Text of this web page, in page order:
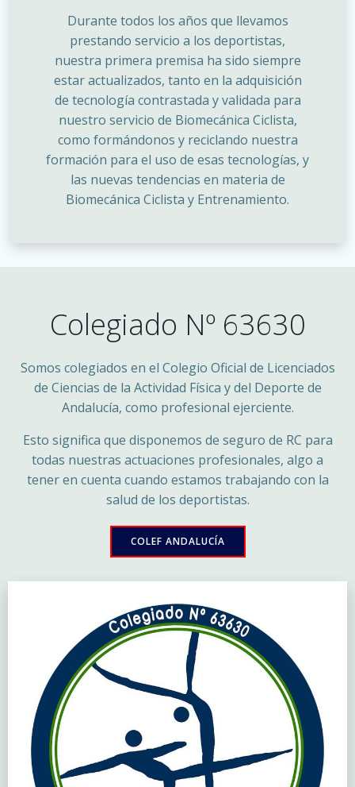
Durante todos los años que llevamos
prestando servicio a los deportistas,
nuestra primera premisa ha sido siempre
estar actualizados, tanto en la adquisición
de tecnología contrastada y validada para
nuestro servicio de Biomecánica Ciclista,
como formándonos y reciclando nuestra
formación para el uso de esas tecnologías, y
las nuevas tendencias en materia de
Biomecánica Ciclista y Entrenamiento.
Colegiado Nº 63630
Somos colegiados en el Colegio Oficial de Licenciados
de Ciencias de la Actividad Física y del Deporte de
Andalucía, como profesional ejerciente.
Esto significa que disponemos de seguro de RC para
todas nuestras actuaciones profesionales, algo a
tener en cuenta cuando estamos trabajando con la
salud de los deportistas.
COLEF ANDALUCÍA